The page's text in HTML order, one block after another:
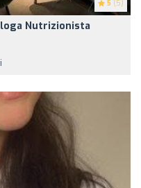
5 (5)
Nutrizionista